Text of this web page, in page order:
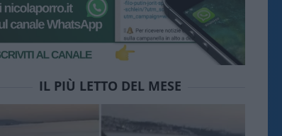
IL PIÙ LETTO DEL MESE